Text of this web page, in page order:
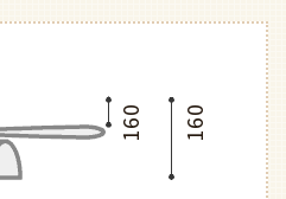
160
160